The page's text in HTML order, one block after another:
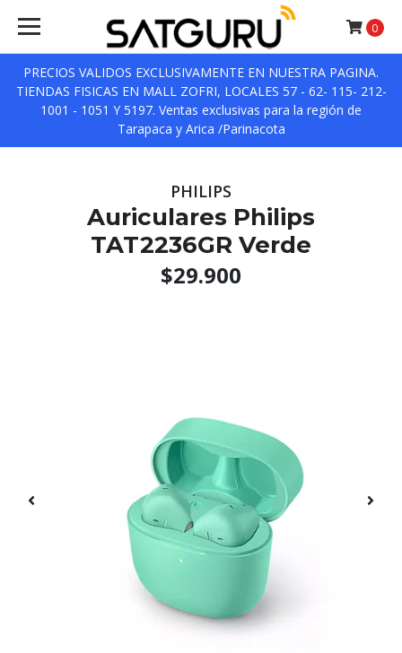
PRECIOS VALIDOS EXCLUSIVAMENTE EN NUESTRA PAGINA.
TIENDAS FISICAS EN MALL ZOFRI, LOCALES 57 - 62- 115- 212-
1001 - 1051 Y 5197. Ventas exclusivas para la región de
Tarapaca y Arica /Parinacota
0
PHILIPS
Auriculares Philips
TAT2236GR Verde
$29.900